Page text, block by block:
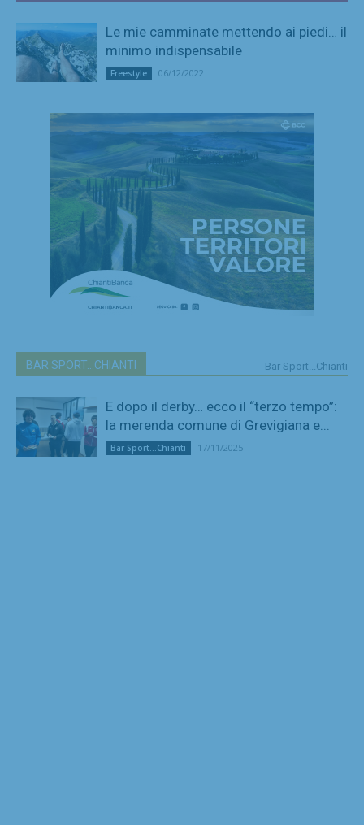
Le mie camminate mettendo ai piedi… il
minimo indispensabile
Freestyle 06/12/2022
BAR SPORT...CHIANTI Bar Sport...Chianti
E dopo il derby… ecco il “terzo tempo”:
la merenda comune di Grevigiana e...
Bar Sport...Chianti 17/11/2025